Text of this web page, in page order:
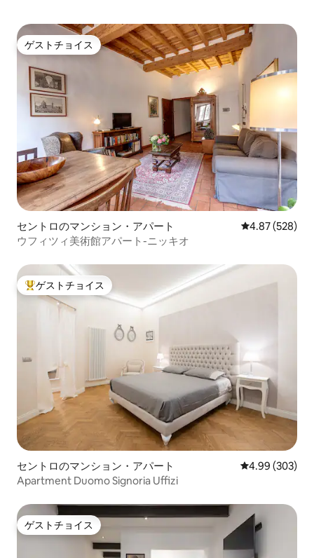
ら徒歩数分の場所にあります。 トスカー
ナ料理を強くお勧めします。典型的なフ
ィレンツェのレストランをいくつかご紹
介させていただきます。 アパートの隣に
は、世界の一流ファッションブランドの
店が立ち並んでいます。 歩行者専用エリ
アにありますので、車での移動には、タ
クシーを呼ぶかバスでの移動が可能で
る駐車場に駐車スペースをご予約いただ
く必要があります。お知らせいただけれ
ば、私が手配し、住所、費用、アクセス
方法をお知らせします。アパートから駐
車場までは150メートルです。 注意：非常
に重要です。以下の情報をお知らせくだ
さい。1）ご到着時間。2）ベッドの配置
（（URL HIDDEN） チェックインを早め
す。午前10時30分から、お部屋に荷物を
置いて、アパートの仕組みを説明し、鍵
を渡して、すぐに街を観光に行くことが
できます。お部屋は完璧に清掃され、準
備が整います（ご要望に応じて）。（電
話番号は非表示）時には、完璧な状態の
お部屋にして、退出時にはドアを閉めて
お部屋を出ます。 お気軽にお問い合わせ
ください。 一生の思い出となる休暇を過
ごしたい方には、このアパートは、その
宿泊施設そのものとその立地のおかげ
で、その実現に大いに貢献することがで
きます。 アパートは、歴史地区の最も重
要な地区にあります。 広場全体で最大の
バルコニーがあります。 美術館やモニュ
メント、主要なスポットまで徒歩数分で
す。 例えば、建物のドアを出たら、 - 左
館とヴェッキオ宮殿があるシニョリア広
場に出ます。さらに70メートル進むと、
ヴェッキオ橋に出ます。 - 右手には、ド
ゥオーモ大聖堂まで3分です。
し、そこから徒歩
の場合は、Borgo
Lungarno（
ら徒歩2分）に駐
ZTLエリアにあ
ヴェスプッチ」空
（約20分）また
行くことができま
は、ウェブサイト
確認ください：
www.areoporto.firenze.it
い建物の1階にあ
段）。エレベータ
グサイズベッド
いています）。大
でも宿泊可能で
04:00から07:00
決策をご提案い
クインも近いうち
うになります。
ご自由にお使いい
ゲストチョイス
ゲストチョイス
セントロのマンション・アパート レビュー528
4.87 (528)
ウフィツィ美術館アパート-ニッキオ
大好評のゲストチョイスです。
ゲストチョイス
セントロのマンション・アパート レビュー303
4.99 (303)
Apartment Duomo Signoria Uffizi
ゲストチョイス
ゲストチョイス